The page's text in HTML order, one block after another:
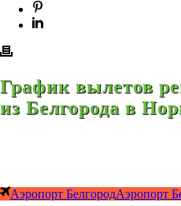
График вылетов
из Белгорода в
Аэропорт БелгородАэропорт